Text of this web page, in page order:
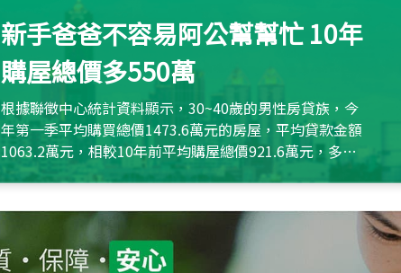
新手爸爸不容易阿公幫幫忙 10年
購屋總價多550萬
根據聯徵中心統計資料顯示，30~40歲的男性房貸族，今
年第一季平均購買總價1473.6萬元的房屋，平均貸款金額
1063.2萬元，相較10年前平均購屋總價921.6萬元，多出
約550萬元，且貸款金額也多